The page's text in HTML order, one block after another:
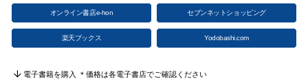
オンライン書店e-hon セブンネットショッピング
楽天ブックス Yodobashi.com
電子書籍を購入 ＊価格は各電子書店でご確認ください